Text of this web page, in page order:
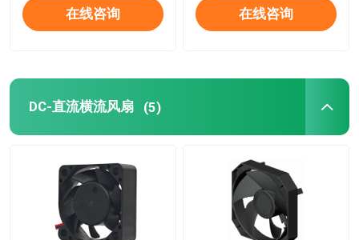
在线咨询 在线咨询
DC-直流横流风扇 (5)